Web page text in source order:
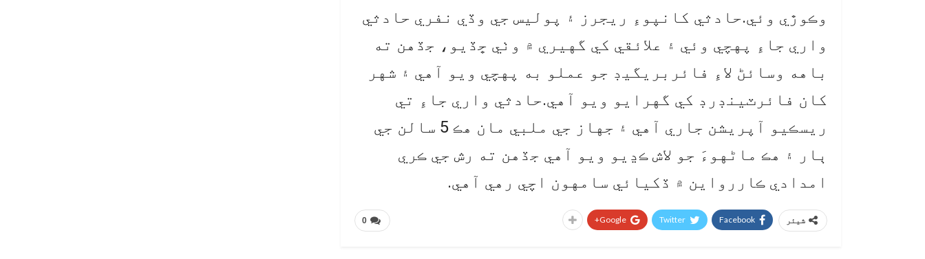
وڪوڙي وئي.حادثي کانپوءِ ريجرز ۽ پوليس جي وڏي نفري حادثي
واري جاءِ پهچي وئي ۽ علائقي کي گهيري ۾ وٺي ڇڏيو، جڏهن ته
باهه وسائڻ لاءِ فائربريگيڊ جو عملو به پهچي ويو آهي ۽ شهر
کان فائرٽينڊرڊ کي گهرايو ويو آهي.حادثي واري جاءِ تي
ريسڪيو آپريشن جاري آهي ۽ جهاز جي ملبي مان هڪ 5 سالن جي
ٻار ۽ هڪ ماڻهوءَ جو لاش ڪڍيو ويو آهي جڏهن ته رش جي ڪري
امدادي ڪاررواين ۾ ڏکيائي سامهون اچي رهي آهي.
0 شیئر Facebook
Twitter
Google+